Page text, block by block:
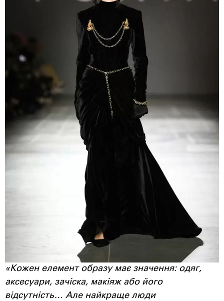
«Кожен елемент образу має значення: одяг,
аксесуари, зачіска, макіяж або його
відсутність… Але найкраще люди